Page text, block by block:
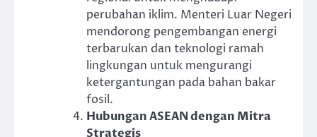
perubahan iklim. Menteri Luar Negeri
mendorong pengembangan energi
terbarukan dan teknologi ramah
lingkungan untuk mengurangi
ketergantungan pada bahan bakar
fosil.
Hubungan ASEAN dengan Mitra
Strategis